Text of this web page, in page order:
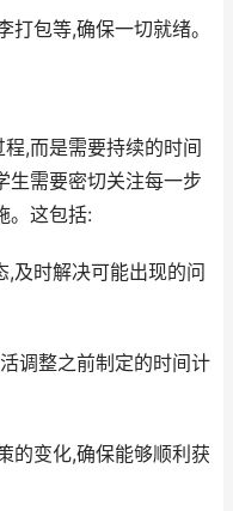
包等,确保一切就绪。
,而是需要持续的时间
生需要密切关注每一步
。这包括:
,及时解决可能出现的问
调整之前制定的时间计
的变化,确保能够顺利获